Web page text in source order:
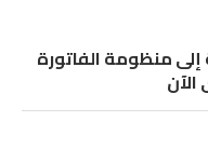
انضمام 1642 شركة إلى منظومة الفاتورة
الآن